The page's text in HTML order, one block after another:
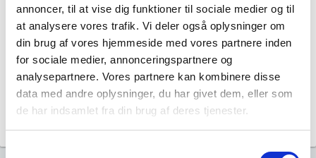
annoncer, til at vise dig funktioner til sociale medier og til
at analysere vores trafik. Vi deler også oplysninger om
din brug af vores hjemmeside med vores partnere inden
for sociale medier, annonceringspartnere og
analysepartnere. Vores partnere kan kombinere disse
data med andre oplysninger, du har givet dem, eller som
de har indsamlet fra din brug af deres tjenester.
Samtykkevalg
STU Hestelinje har ingen datterselskaber.